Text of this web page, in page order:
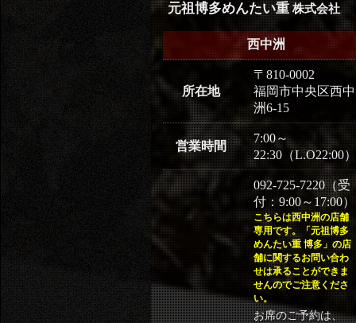
元祖博多めんたい重株式会社
西中洲
所在地
〒810-0002
福岡市中央区西中
洲6-15
営業時間
7:00～
22:30（L.O22:00）
092-725-7220（受
付：9:00～17:00）
こちらは西中洲の店舗
専用です。「元祖博多
めんたい重 博多」の店
舗に関するお問い合わ
せは承ることができま
せんのでご注意くださ
い。
お席のご予約は、